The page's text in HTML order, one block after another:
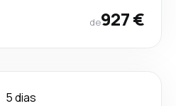
de927 €
5 dias